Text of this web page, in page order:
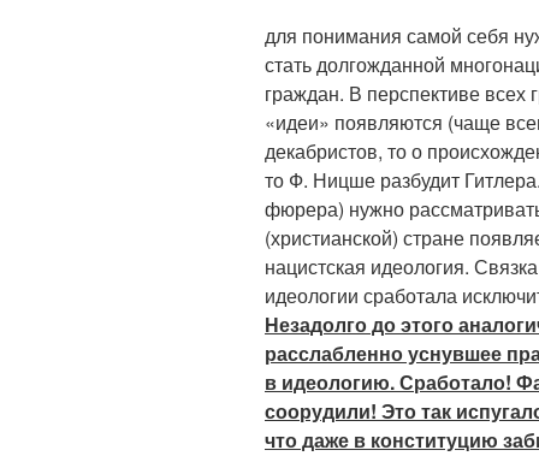
для понимания самой себя
стать долгожданной
граждан. В перспективе
«идеи» появляются (чаще
декабристов, то о
то Ф. Ницше разбудит
фюрера) нужно
(христианской) стране
нацистская идеология.
идеологии сработала
Незадолго до этого
расслабленно уснувшее
в идеологию. Сработало!
соорудили! Это так
что даже в конституцию